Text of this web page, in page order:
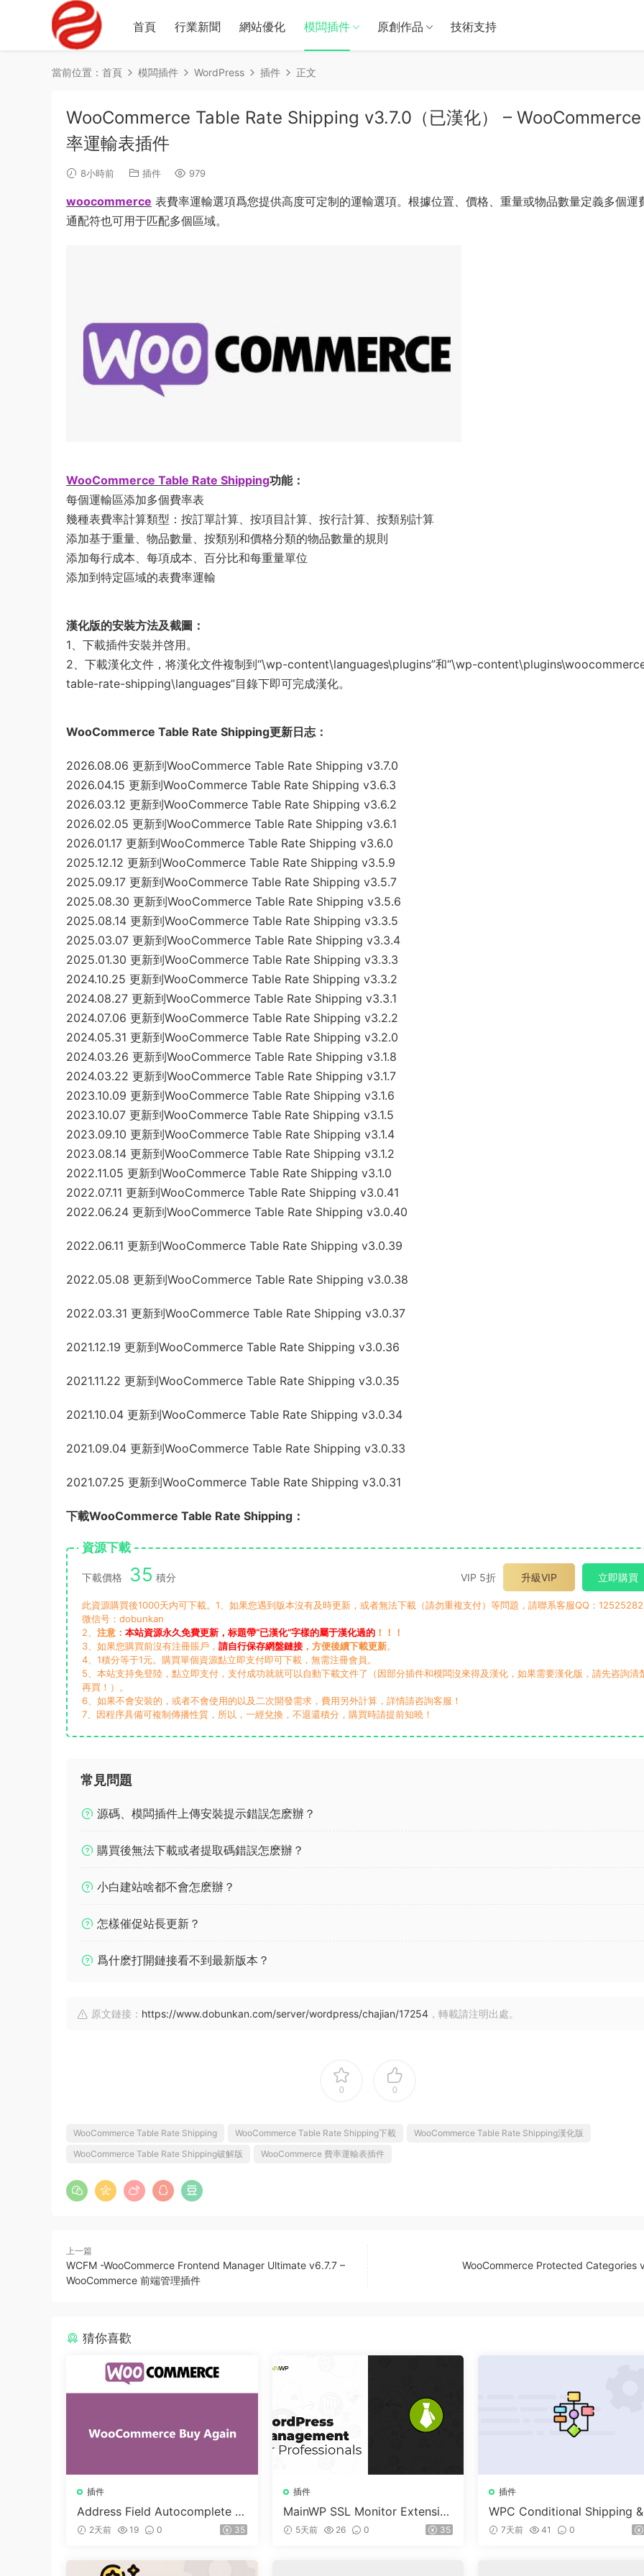
首頁 行業新聞 網站優化 模闆插件 原創作品 技術支持
當前位置： 首頁 模闆插件 WordPress 插件 正文
WooCommerce Table Rate Shipping v3.7.0（已漢化） –
率運輸表插件
8小時前 插件 979
woocommerce 表費率運輸選項爲您提供高度可定制的運輸選項。根據位置、價格、重量或物品數量定義多個運
通配符也可用于匹配多個區域。
WooCommerce Table Rate Shipping功能：
每個運輸區添加多個費率表
幾種表費率計算類型：按訂單計算、按項目計算、按行計算、按類别計算
添加基于重量、物品數量、按類别和價格分類的物品數量的規則
添加每行成本、每項成本、百分比和每重量單位
添加到特定區域的表費率運輸
漢化版的安裝方法及截圖：
1、下載插件安裝并啓用。
2、下載漢化文件，将漢化文件複制到“\wp-content\languages\plugins”和“\wp-
table-rate-shipping\languages”目錄下即可完成漢化。
WooCommerce Table Rate Shipping更新日志：
2026.08.06 更新到WooCommerce Table Rate Shipping v3.7.0
2026.04.15 更新到WooCommerce Table Rate Shipping v3.6.3
2026.03.12 更新到WooCommerce Table Rate Shipping v3.6.2
2026.02.05 更新到WooCommerce Table Rate Shipping v3.6.1
2026.01.17 更新到WooCommerce Table Rate Shipping v3.6.0
2025.12.12 更新到WooCommerce Table Rate Shipping v3.5.9
2025.09.17 更新到WooCommerce Table Rate Shipping v3.5.7
2025.08.30 更新到WooCommerce Table Rate Shipping v3.5.6
2025.08.14 更新到WooCommerce Table Rate Shipping v3.3.5
2025.03.07 更新到WooCommerce Table Rate Shipping v3.3.4
2025.01.30 更新到WooCommerce Table Rate Shipping v3.3.3
2024.10.25 更新到WooCommerce Table Rate Shipping v3.3.2
2024.08.27 更新到WooCommerce Table Rate Shipping v3.3.1
2024.07.06 更新到WooCommerce Table Rate Shipping v3.2.2
2024.05.31 更新到WooCommerce Table Rate Shipping v3.2.0
2024.03.26 更新到WooCommerce Table Rate Shipping v3.1.8
2024.03.22 更新到WooCommerce Table Rate Shipping v3.1.7
2023.10.09 更新到WooCommerce Table Rate Shipping v3.1.6
2023.10.07 更新到WooCommerce Table Rate Shipping v3.1.5
2023.09.10 更新到WooCommerce Table Rate Shipping v3.1.4
2023.08.14 更新到WooCommerce Table Rate Shipping v3.1.2
2022.11.05 更新到WooCommerce Table Rate Shipping v3.1.0
2022.07.11 更新到WooCommerce Table Rate Shipping v3.0.41
2022.06.24 更新到WooCommerce Table Rate Shipping v3.0.40
2022.06.11 更新到WooCommerce Table Rate Shipping v3.0.39
2022.05.08 更新到WooCommerce Table Rate Shipping v3.0.38
2022.03.31 更新到WooCommerce Table Rate Shipping v3.0.37
2021.12.19 更新到WooCommerce Table Rate Shipping v3.0.36
2021.11.22 更新到WooCommerce Table Rate Shipping v3.0.35
2021.10.04 更新到WooCommerce Table Rate Shipping v3.0.34
2021.09.04 更新到WooCommerce Table Rate Shipping v3.0.33
2021.07.25 更新到WooCommerce Table Rate Shipping v3.0.31
下載WooCommerce Table Rate Shipping：
資源下載
下載價格 35 積分 VIP 5折 升級VIP 立即購買
此資源購買後1000天内可下載。1、如果您遇到版本沒有及時更新，或者無法下載（請勿重複支付）等問題，請聯系客服QQ：
微信号：dobunkan
2、 注意： 本站資源永久免費更新，标題帶“已漢化”字樣的屬于漢化過的 ！！！
3、如果您購買前沒有注冊賬戶， 請自行保存網盤鏈接 ，方便後續下載更新。
4、1積分等于1元。購買單個資源點立即支付即可下載，無需注冊會員。
5、本站支持免登陸，點立即支付，支付成功就就可以自動下載文件了（因部分插件和模闆沒來得及漢化，如果需要漢化版，請先咨詢清
再買！）。
6、如果不會安裝的，或者不會使用的以及二次開發需求，費用另外計算，詳情請咨詢客服！
7、因程序具備可複制傳播性質，所以，一經兌換，不退還積分，購買時請提前知曉！
常見問題
源碼、模闆插件上傳安裝提示錯誤怎麽辦？
購買後無法下載或者提取碼錯誤怎麽辦？
小白建站啥都不會怎麽辦？
怎樣催促站長更新？
爲什麽打開鏈接看不到最新版本？
原文鏈接： https://www.dobunkan.com/server/wordpress/chajian/17254 ，轉載請注明出處。
0 0
WooCommerce Table Rate Shipping WooCommerce Table Rate Shipping下載
WooCommerce Table Rate Shipping漢化版
WooCommerce Table Rate Shipping破解版
WooCommerce 費率運輸表插件
上一篇
WCFM -WooCommerce Frontend Manager Ultimate v6.7.7 –
WooCommerce 前端管理插件
WooCommerce Protected Categories
猜你喜歡
插件
Address Field Autocomplete F
or WooCommerce v1.3.2
2天前 19 0 35
插件
MainWP SSL Monitor Extensio
n v5.2
5天前 26 0 35
插件
WPC Conditional Shipping
ayments (Premium) v1.0.2
7天前 41 0